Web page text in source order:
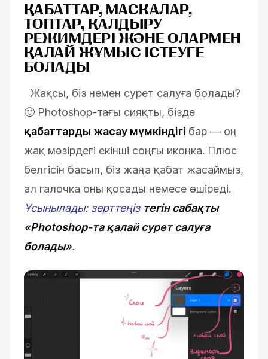
ҚАБАТТАР, МАСКАЛАР,
ТОПТАР, ҚАЛДЫРУ
РЕЖИМДЕРІ ЖӘНЕ ОЛАРМЕН
ҚАЛАЙ ЖҰМЫС ІСТЕУГЕ
БОЛАДЫ
Жақсы, біз немен сурет салуға болады?
🙂 Photoshop-тағы сияқты, бізде
қабаттарды жасау мүмкіндігі бар — оң
жақ мәзірдегі екінші соңғы иконка. Плюс
белгісін басып, біз жаңа қабат жасаймыз,
ал галочка оны қосады немесе өшіреді.
Ұсынылады: зерттеңіз тегін сабақты
«Photoshop-та қалай сурет салуға
болады».